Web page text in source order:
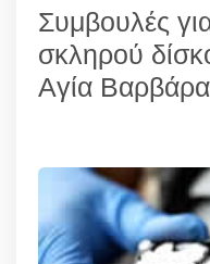
Συμβουλές
σκληρού
Αγία Βαρβάρα